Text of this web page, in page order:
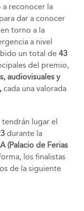
a reconocer la
dar a conocer
torno a la
a nivel
un total de 43
del premio,
audiovisuales y
cada una valorada
tendrán lugar el
durante la
(Palacio de Ferias
los finalistas
de la siguiente